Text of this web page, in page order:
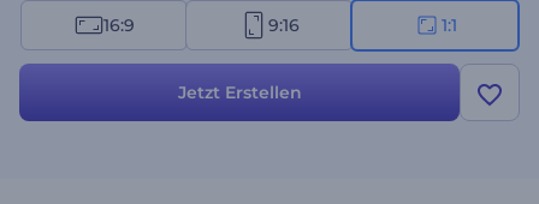
wirkungsvoller Social-Media-Inhalte bietet diese Vorlage
verschiedene Typografie-Animationen, die Ihre Texte in fesselnde
Wählen Sie Ihre bevorzugten Szenen aus und fangen Sie an, sie mit
Ihren Texten, Bildern, Videos, Hintergrundmusik oder Voice-over zu
16:9 9:16 1:1
Jetzt Erstellen